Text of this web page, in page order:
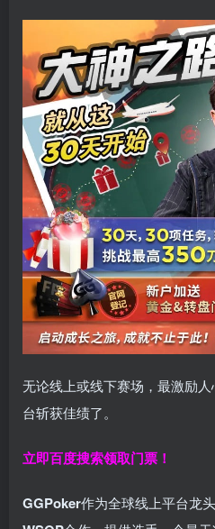
无论线上或线下赛场，最激励
台斩获佳绩了。
立即百度搜索领取门票！
GGPoker作为全球线上平台龙